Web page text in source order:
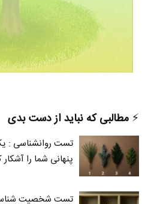
⚡️ مطالبی که نباید از دست بدی
تست روانشناسی :
پنهانی شما را آشکار
تست شخصیت شناسی